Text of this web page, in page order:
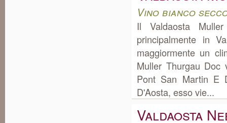
Vino bianco
Il Valdaosta
principalmente in
maggiormente un
Muller Thurgau Doc
Pont San Martin E
D'Aosta, esso vie...
Valdaosta